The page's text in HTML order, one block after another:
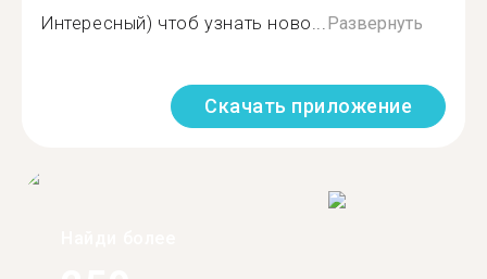
Интересный) чтоб узнать ново...Развернуть
Скачать приложение